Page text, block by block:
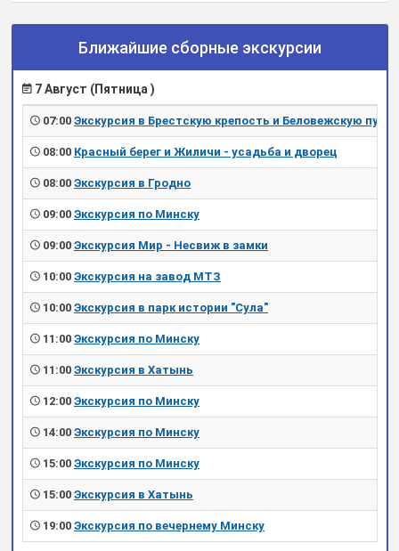
Ближайшие сборные экскурсии
7 Август (Пятница )
07:00 Экскурсия в Брестскую крепость и Беловежскую пущу
08:00 Красный берег и Жиличи - усадьба и дворец
08:00 Экскурсия в Гродно
09:00 Экскурсия по Минску
09:00 Экскурсия Мир - Несвиж в замки
10:00 Экскурсия на завод МТЗ
10:00 Экскурсия в парк истории "Сула"
11:00 Экскурсия по Минску
11:00 Экскурсия в Хатынь
12:00 Экскурсия по Минску
14:00 Экскурсия по Минску
15:00 Экскурсия по Минску
15:00 Экскурсия в Хатынь
19:00 Экскурсия по вечернему Минску